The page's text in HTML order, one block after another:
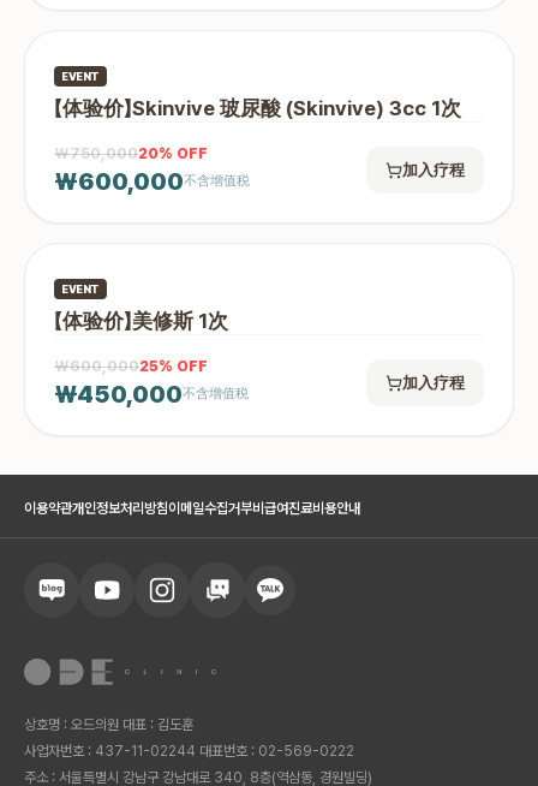
EVENT
【体验价】Skinvive 玻尿酸 (Skinvive) 3cc 1次
₩750,00020% OFF
₩600,000不含增值税
加入疗程
EVENT
【体验价】美修斯 1次
₩600,00025% OFF
₩450,000不含增值税
加入疗程
이용약관개인정보처리방침이메일수집거부비급여진료비용안내
상호명 : 오드의원 대표 : 김도훈
사업자번호 : 437-11-02244 대표번호 : 02-569-0222
주소 : 서울특별시 강남구 강남대로 340, 8층(역삼동, 경원빌딩)